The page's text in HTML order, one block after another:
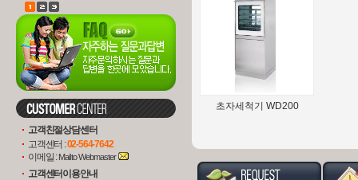
고객친절상담센터
고객센터 :02-564-7642
이메일 :Mail to Webmaster
고객센터이용안내
초자세척기 WD200